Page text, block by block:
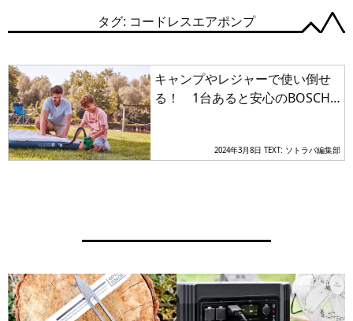
タグ: コードレスエアポンプ
キャンプやレジャーで使い倒せ
る！ 1台あると安心のBOSCH
2024年3月8日 TEXT: ソトラバ編集部